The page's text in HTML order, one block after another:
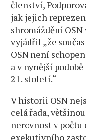
členství,
jak jejich
shromáždění OSN
vyjádřil „že
OSN není
a v nynější
21. století.“
V historii OSN
celá řada,
nerovnost v počtu
exekutivního